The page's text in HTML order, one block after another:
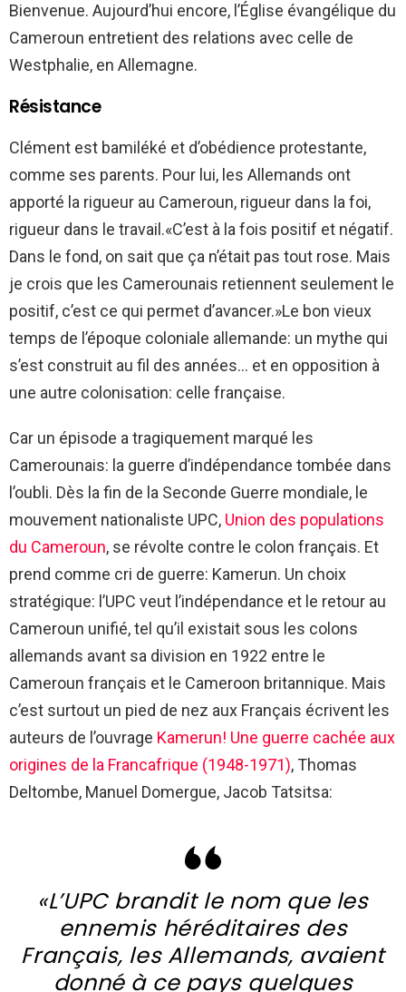
Bienvenue. Aujourd’hui encore, l’Église évangélique du
Cameroun entretient des relations avec celle de
Westphalie, en Allemagne.
Résistance
Clément est bamiléké et d’obédience protestante,
comme ses parents. Pour lui, les Allemands ont
apporté la rigueur au Cameroun, rigueur dans la foi,
rigueur dans le travail.«C’est à la fois positif et négatif.
Dans le fond, on sait que ça n’était pas tout rose. Mais
je crois que les Camerounais retiennent seulement le
positif, c’est ce qui permet d’avancer.»Le bon vieux
temps de l’époque coloniale allemande: un mythe qui
s’est construit au fil des années… et en opposition à
une autre colonisation: celle française.
Car un épisode a tragiquement marqué les
Camerounais: la guerre d’indépendance tombée dans
l’oubli. Dès la fin de la Seconde Guerre mondiale, le
mouvement nationaliste UPC, Union des populations
du Cameroun, se révolte contre le colon français. Et
prend comme cri de guerre: Kamerun. Un choix
stratégique: l’UPC veut l’indépendance et le retour au
Cameroun unifié, tel qu’il existait sous les colons
allemands avant sa division en 1922 entre le
Cameroun français et le Cameroon britannique. Mais
c’est surtout un pied de nez aux Français écrivent les
auteurs de l’ouvrage Kamerun! Une guerre cachée aux
origines de la Francafrique (1948-1971), Thomas
Deltombe, Manuel Domergue, Jacob Tatsitsa:
«L’UPC brandit le nom que les
ennemis héréditaires des
Français, les Allemands, avaient
donné à ce pays quelques